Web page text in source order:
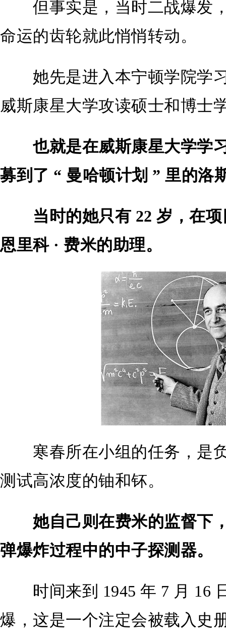
但事实是，当时二战爆发
命运的齿轮就此悄悄转动。
她先是进入本宁顿学院学
威斯康星大学攻读硕士和博士
也就是在威斯康星大学学
募到了 “ 曼哈顿计划 ” 里的洛
当时的她只有 22 岁，在
恩里科 · 费米的助理。
寒春所在小组的任务，是
测试高浓度的铀和钚。
她自己则在费米的监督下
弹爆炸过程中的中子探测器。
时间来到 1945 年 7 月 16
爆，这是一个注定会被载入史